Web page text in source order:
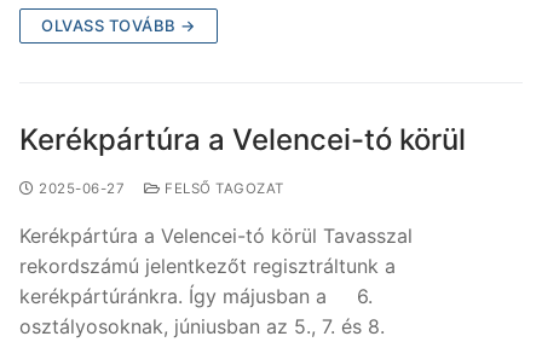
OLVASS TOVÁBB →
Kerékpártúra a Velencei-tó körül
2025-06-27 FELSŐ TAGOZAT
Kerékpártúra a Velencei-tó körül Tavasszal
rekordszámú jelentkezőt regisztráltunk a
kerékpártúránkra. Így májusban a 6.
osztályosoknak, júniusban az 5., 7. és 8.